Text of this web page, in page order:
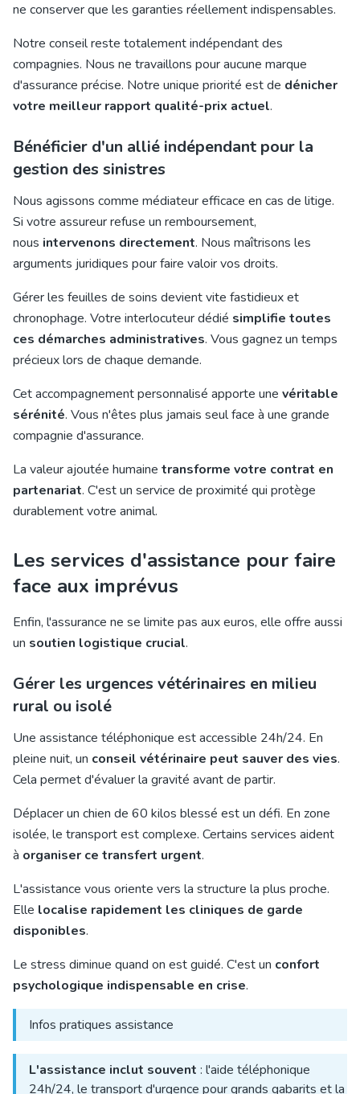
ne conserver que les garanties réellement indispensables.
Notre conseil reste totalement indépendant des
compagnies. Nous ne travaillons pour aucune marque
d'assurance précise. Notre unique priorité est de dénicher
votre meilleur rapport qualité-prix actuel.
Bénéficier d'un allié indépendant pour la
gestion des sinistres
Nous agissons comme médiateur efficace en cas de litige.
Si votre assureur refuse un remboursement,
nous intervenons directement. Nous maîtrisons les
arguments juridiques pour faire valoir vos droits.
Gérer les feuilles de soins devient vite fastidieux et
chronophage. Votre interlocuteur dédié simplifie toutes
ces démarches administratives. Vous gagnez un temps
précieux lors de chaque demande.
Cet accompagnement personnalisé apporte une véritable
sérénité. Vous n'êtes plus jamais seul face à une grande
compagnie d'assurance.
La valeur ajoutée humaine transforme votre contrat en
partenariat. C'est un service de proximité qui protège
durablement votre animal.
Les services d'assistance pour faire
face aux imprévus
Enfin, l'assurance ne se limite pas aux euros, elle offre aussi
un soutien logistique crucial.
Gérer les urgences vétérinaires en milieu
rural ou isolé
Une assistance téléphonique est accessible 24h/24. En
pleine nuit, un conseil vétérinaire peut sauver des vies.
Cela permet d'évaluer la gravité avant de partir.
Déplacer un chien de 60 kilos blessé est un défi. En zone
isolée, le transport est complexe. Certains services aident
à organiser ce transfert urgent.
L'assistance vous oriente vers la structure la plus proche.
Elle localise rapidement les cliniques de garde
disponibles.
Le stress diminue quand on est guidé. C'est un confort
psychologique indispensable en crise.
Infos pratiques assistance
L'assistance inclut souvent : l'aide téléphonique
24h/24, le transport d'urgence pour grands gabarits et la